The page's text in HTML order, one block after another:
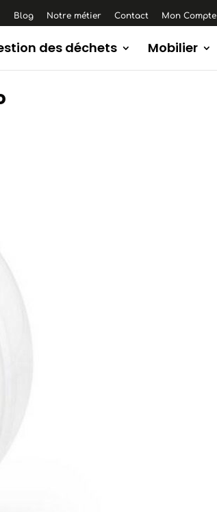
Blog Notre métier Contact Mon Compte
des déchets Mobilier